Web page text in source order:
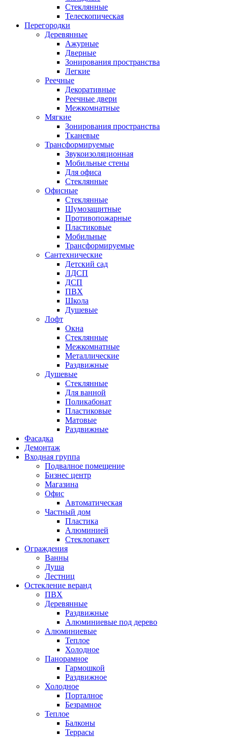
Стеклянные
Телескопическая
Перегородки
Деревянные
Ажурные
Дверные
Зонирования пространства
Легкие
Реечные
Декоративные
Реечные двери
Межкомнатные
Мягкие
Зонирования пространства
Тканевые
Трансформируемые
Звукоизоляционная
Мобильные стены
Для офиса
Стеклянные
Офисные
Стеклянные
Шумозащитные
Противопожарные
Пластиковые
Мобильные
Трансформируемые
Сантехнические
Детский сад
ЛДСП
ДСП
ПВХ
Школа
Душевые
Лофт
Окна
Стеклянные
Межкомнатные
Металлические
Раздвижные
Душевые
Стеклянные
Для ванной
Поликабонат
Пластиковые
Матовые
Раздвижные
Фасадка
Демонтаж
Входная группа
Подвалное помещение
Бизнес центр
Магазина
Офис
Автоматическая
Частный дом
Пластика
Алюминией
Стеклопакет
Ограждения
Ванны
Душа
Лестниц
Остекление веранд
ПВХ
Деревянные
Раздвижные
Алюминиевые под дерево
Алюминиевые
Теплое
Холодное
Панорамное
Гармошкой
Раздвижное
Холодное
Порталное
Безрамное
Теплое
Балконы
Террасы